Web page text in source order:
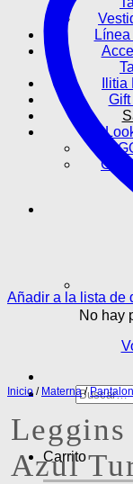
Línea
Gift
No hay
Buscar
por:
Carrito
Añadir a la lista de
Inicio / Materna /
Azul